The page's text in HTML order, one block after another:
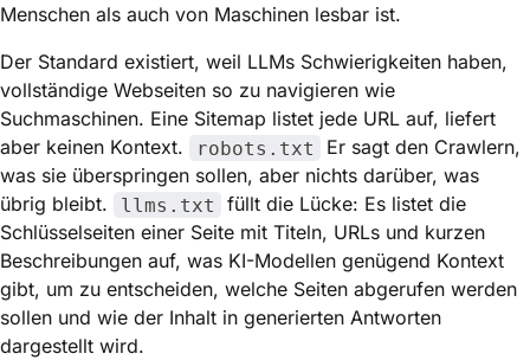
Menschen als auch von Maschinen lesbar ist.
Der Standard existiert, weil LLMs Schwierigkeiten haben,
vollständige Webseiten so zu navigieren wie
Suchmaschinen. Eine Sitemap listet jede URL auf, liefert
aber keinen Kontext.
robots.txt
Er sagt den Crawlern,
was sie überspringen sollen, aber nichts darüber, was
übrig bleibt.
llms.txt
füllt die Lücke: Es listet die
Schlüsselseiten einer Seite mit Titeln, URLs und kurzen
Beschreibungen auf, was KI-Modellen genügend Kontext
gibt, um zu entscheiden, welche Seiten abgerufen werden
sollen und wie der Inhalt in generierten Antworten
dargestellt wird.